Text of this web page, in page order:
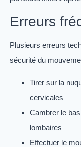
Erreurs
Plusieurs erreurs
sécurité du
Tirer sur la
cervicales
Cambrer le
lombaires
Effectuer le